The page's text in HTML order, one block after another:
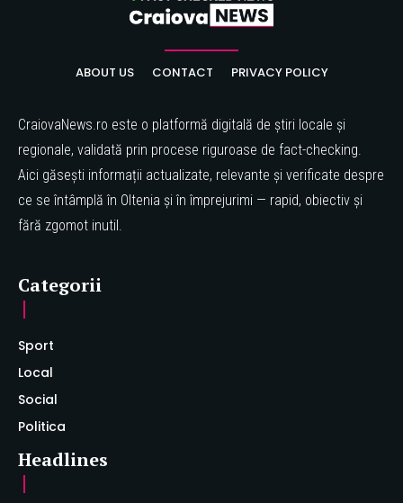
ABOUT US CONTACT PRIVACY POLICY
CraiovaNews.ro este o platformă digitală de știri locale și
regionale, validată prin procese riguroase de fact-checking.
Aici găsești informații actualizate, relevante și verificate despre
ce se întâmplă în Oltenia și în împrejurimi — rapid, obiectiv și
fără zgomot inutil.
Categorii
Sport
Local
Social
Politica
Headlines